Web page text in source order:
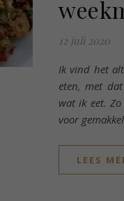
12 juli 2020
Ik vind het
eten, met
wat ik eet.
voor
LEES